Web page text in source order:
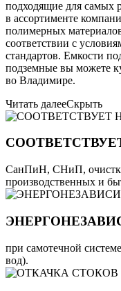
подходящие для самых
в ассортименте
полимерных
соответствии с
стандартов. Емкости
подземные вы можете
во Владимире.
Читать далееСкрыть
СанПиН, СНиП,
производственных и
при самотечной
вод).